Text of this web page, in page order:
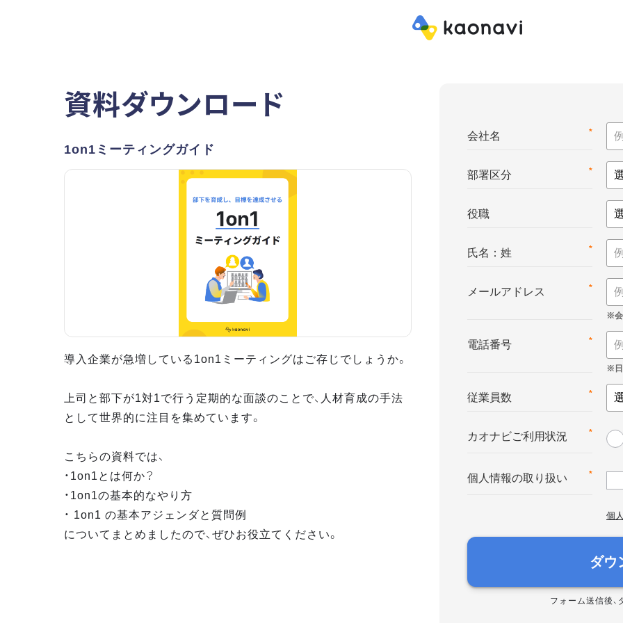
資料ダウンロード
1on1ミーティングガイド
導入企業が急増している1on1ミーティングはご存じでしょうか。
上司と部下が1対1で行う定期的な面談のことで、人材育成の手法
として世界的に注目を集めています。
こちらの資料では、
・1on1とは何か？
・1on1の基本的なやり方
・ 1on1 の基本アジェンダと質問例
についてまとめましたので、ぜひお役立てください。
*
会社名
*
部署区分
役職
*
氏名：姓
*
メールアドレス
*
電話番号
*
従業員数
*
カオナビご利用状況
*
個人情報の取り扱い
個
ダウ
フォーム送信後